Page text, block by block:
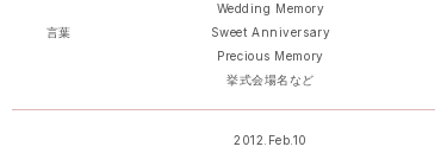
言葉
Wedding Memory
Sweet Anniversary
Precious Memory
挙式会場名など
2012.Feb.10